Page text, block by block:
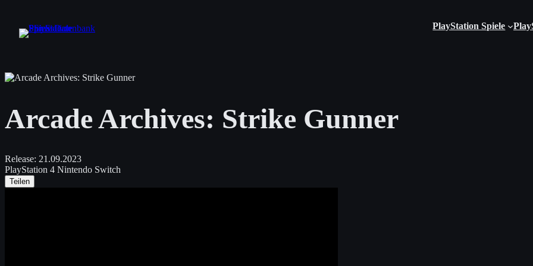
springen
PlayStation Spiele
Arcade Archives: Strike Gunner
Release: 21.09.2023
PlayStation 4 Nintendo Switch
Teilen